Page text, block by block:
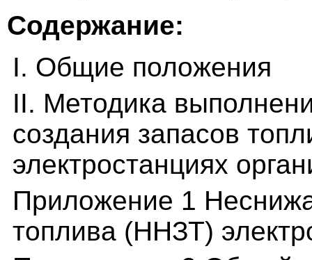
Содержание:
I. Общие положения
II. Методика
создания запасов
электростанциях
Приложение 1
топлива (ННЗТ)